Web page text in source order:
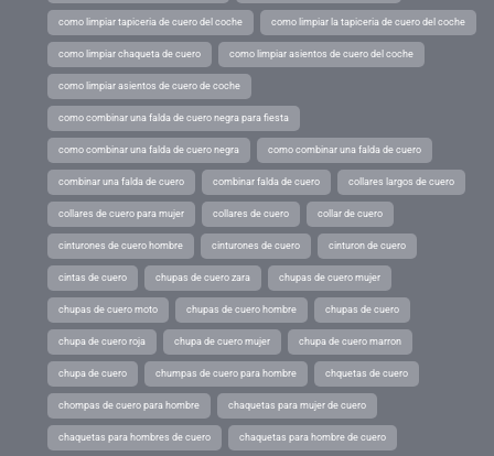
como limpiar tapiceria de cuero del coche como limpiar la tapiceria de cuero del coche
como limpiar chaqueta de cuero como limpiar asientos de cuero del coche
como limpiar asientos de cuero de coche
como combinar una falda de cuero negra para fiesta
como combinar una falda de cuero negra como combinar una falda de cuero
combinar una falda de cuero combinar falda de cuero collares largos de cuero
collares de cuero para mujer collares de cuero collar de cuero
cinturones de cuero hombre cinturones de cuero cinturon de cuero
cintas de cuero chupas de cuero zara chupas de cuero mujer
chupas de cuero moto chupas de cuero hombre chupas de cuero
chupa de cuero roja chupa de cuero mujer chupa de cuero marron
chupa de cuero chumpas de cuero para hombre chquetas de cuero
chompas de cuero para hombre chaquetas para mujer de cuero
chaquetas para hombres de cuero chaquetas para hombre de cuero